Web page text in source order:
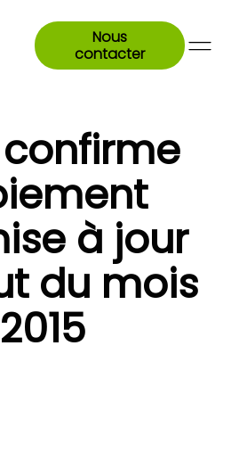
Nous
contacter
à jour
du mois